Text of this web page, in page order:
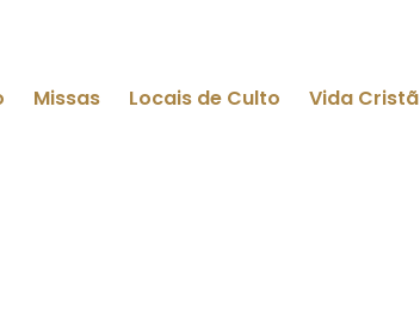
Missas Locais de Culto Vida Cristã